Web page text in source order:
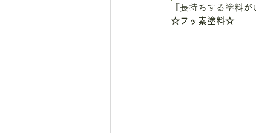
『長持ちする塗料
☆フッ素塗料☆